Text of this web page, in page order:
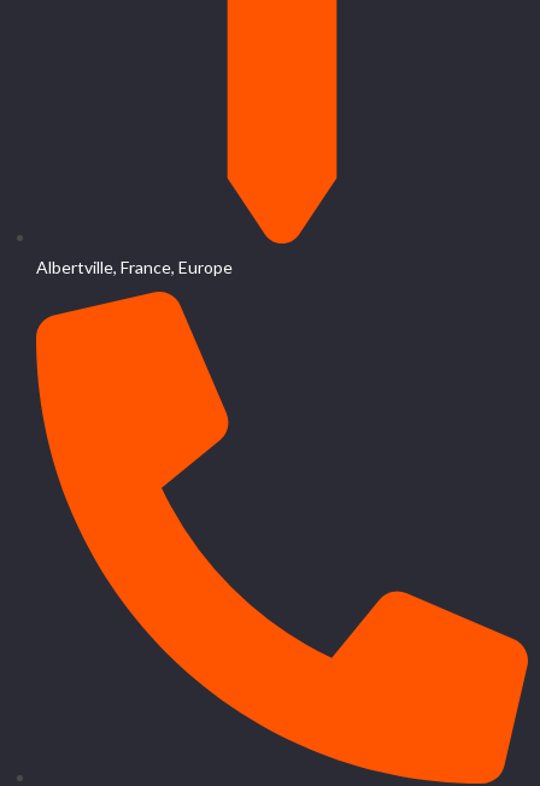
Albertville, France, Europe